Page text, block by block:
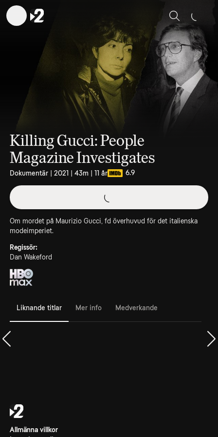
Sök
Killing Gucci: People
Magazine Investigates
Dokumentär | 2021 | 43m | 11 år 6.9
Om mordet på Maurizio Gucci, fd överhuvud för det italienska
modeimperiet.
Regissör:
Dan Wakeford
Liknande titlar Mer info Medverkande
Allmänna villkor